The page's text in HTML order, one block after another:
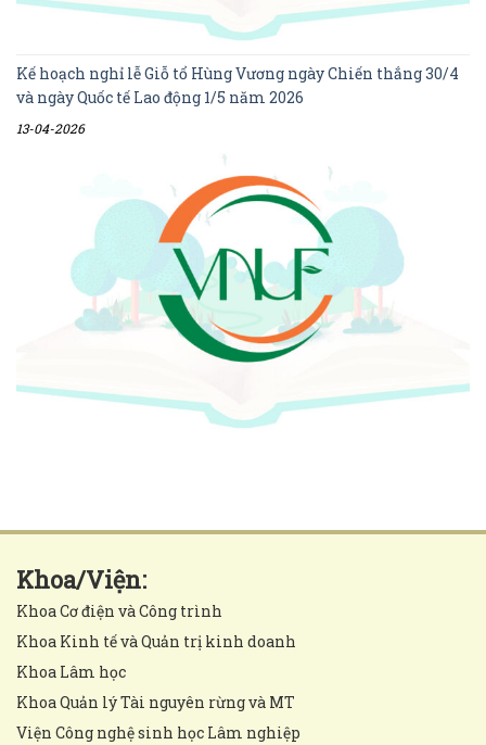
Kế hoạch nghỉ lễ Giỗ tổ Hùng Vương ngày Chiến thắng 30/4
và ngày Quốc tế Lao động 1/5 năm 2026
13-04-2026
Khoa/Viện:
Khoa Cơ điện và Công trình
Khoa Kinh tế và Quản trị kinh doanh
Khoa Lâm học
Khoa Quản lý Tài nguyên rừng và MT
Viện Công nghệ sinh học Lâm nghiệp